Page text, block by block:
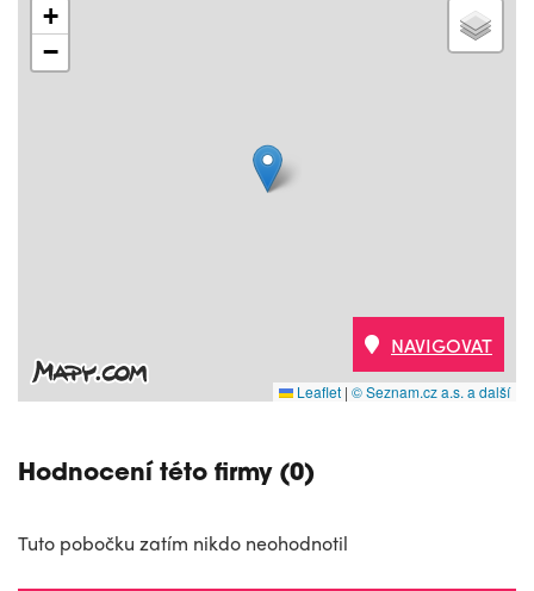
+
−
Leaflet | © Seznam.cz a.s. a další
NAVIGOVAT
Hodnocení této firmy (0)
Tuto pobočku zatím nikdo neohodnotil